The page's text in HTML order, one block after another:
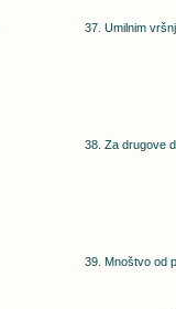
37. Umilnim
38. Za drugove
39. Mnoštvo od